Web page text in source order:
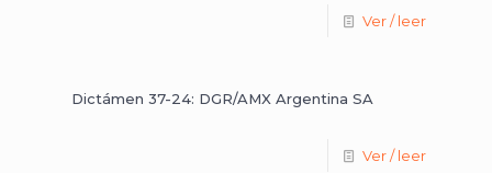
Ver / leer
Dictámen 37-24: DGR/AMX Argentina SA
Ver / leer